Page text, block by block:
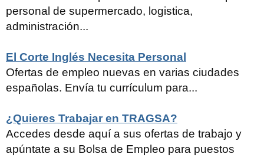
personal de supermercado, logistica,
administración...
El Corte Inglés Necesita Personal
Ofertas de empleo nuevas en varias ciudades
españolas. Envía tu currículum para...
¿Quieres Trabajar en TRAGSA?
Accedes desde aquí a sus ofertas de trabajo y
apúntate a su Bolsa de Empleo para puestos